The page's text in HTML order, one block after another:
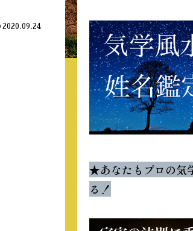
2020.09.24
★あなたもプロの気
る！